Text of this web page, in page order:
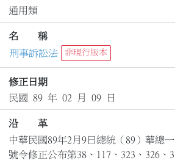
通用類
名 稱
刑事訴訟法
非現行版本
修正日期
民國 89 年 02 月 09 日
沿 革
中華民國89年2月9日總統（89）華總
號令修正公布第38、117、323、326、